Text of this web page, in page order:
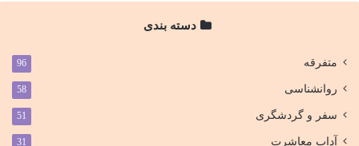
دسته بندی
متفرقه 96
روانشناسی 58
سفر و گردشگری 51
آداب معاشرت 31